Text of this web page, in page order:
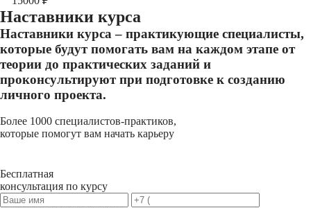
Наставники курса
Наставники курса – практикующие специалисты,
которые будут помогать вам на каждом этапе от
теории до практических заданий и
проконсультируют при подготовке к созданию
личного проекта.
Более 1000 специалистов-практиков,
которые помогут вам начать карьеру
Бесплатная
консультация по курсу